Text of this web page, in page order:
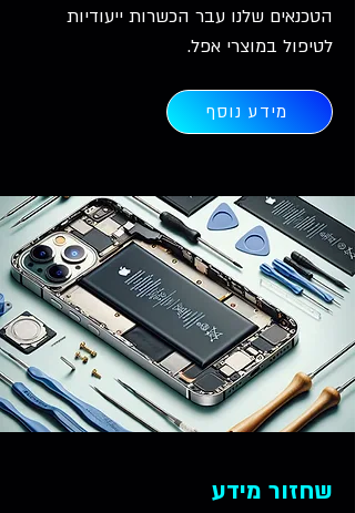
הטכנאים שלנו עבר הכשרות ייעודיות
לטיפול במוצרי אפל.
מידע נוסף
שחזור מידע